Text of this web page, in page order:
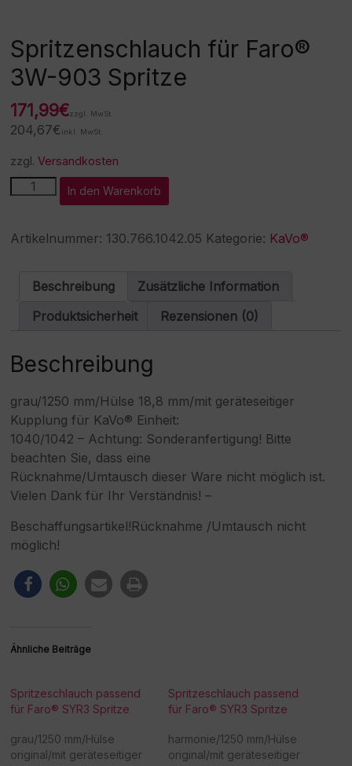
Spritzenschlauch für Faro®
3W-903 Spritze
171,99€zzgl. MwSt.
204,67€ inkl. MwSt.
zzgl.Versandkosten
Spritzenschlauch
für
3W-
903
Menge
In den Warenkorb
l
e
r
a
t
i
v
Artikelnummer: 130.766.1042.05 Kategorie: KaVo®
Beschreibung
Zusätzliche Information
Produktsicherheit
Rezensionen (0)
Beschreibung
grau/1250 mm/Hülse 18,8 mm/mit geräteseitiger
Kupplung für KaVo® Einheit:
1040/1042 – Achtung: Sonderanfertigung! Bitte
beachten Sie, dass eine
Rücknahme/Umtausch dieser Ware nicht möglich ist.
Vielen Dank für Ihr Verständnis! –
Beschaffungsartikel!Rücknahme /Umtausch nicht
möglich!
Ähnliche Beiträge
Spritzeschlauch passend
für Faro® SYR3 Spritze
grau/1250 mm/Hülse
original/mit geräteseitiger
Spritzeschlauch passend
für Faro® SYR3 Spritze
harmonie/1250 mm/Hülse
original/mit geräteseitiger